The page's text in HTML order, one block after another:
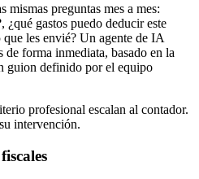
mismas preguntas mes a mes:
¿qué gastos puedo deducir este
les envié? Un agente de IA
de forma inmediata, basado en la
guion definido por el equipo
profesional escalan al contador.
intervención.